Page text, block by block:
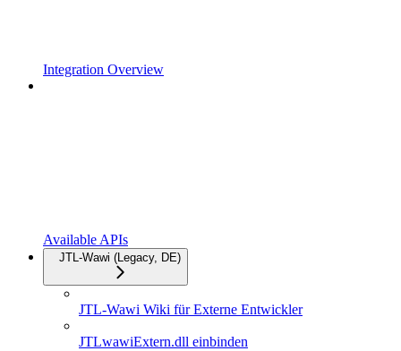
Integration Overview
Available APIs
JTL-Wawi (Legacy, DE)
JTL-Wawi Wiki für Externe Entwickler
JTLwawiExtern.dll einbinden